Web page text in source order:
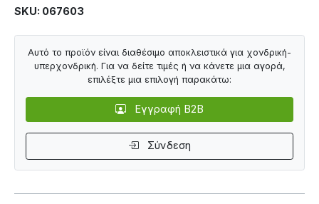
SKU: 067603
Αυτό το προϊόν είναι διαθέσιμο αποκλειστικά για χονδρική-
υπερχονδρική. Για να δείτε τιμές ή να κάνετε μια αγορά,
επιλέξτε μια επιλογή παρακάτω:
Εγγραφή B2B
Σύνδεση